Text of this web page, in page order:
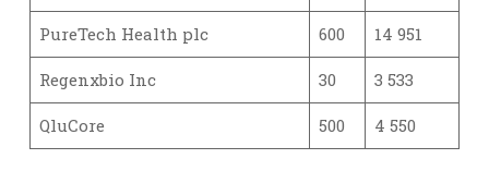
PureTech Health plc 600 14 951
Regenxbio Inc 30 3 533
QluCore 500 4 550